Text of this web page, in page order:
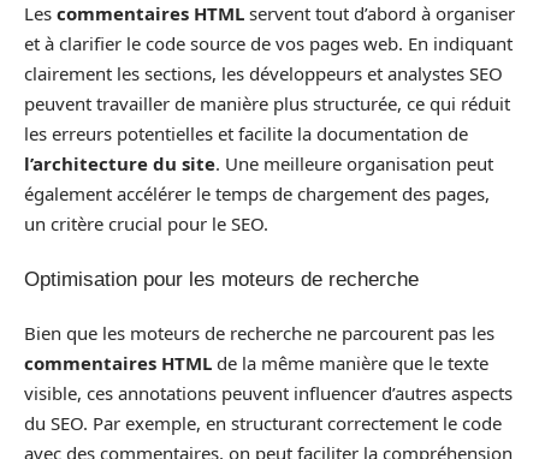
Les commentaires HTML servent tout d’abord à organiser
et à clarifier le code source de vos pages web. En indiquant
clairement les sections, les développeurs et analystes SEO
peuvent travailler de manière plus structurée, ce qui réduit
les erreurs potentielles et facilite la documentation de
l’architecture du site. Une meilleure organisation peut
également accélérer le temps de chargement des pages,
un critère crucial pour le SEO.
Optimisation pour les moteurs de recherche
Bien que les moteurs de recherche ne parcourent pas les
commentaires HTML de la même manière que le texte
visible, ces annotations peuvent influencer d’autres aspects
du SEO. Par exemple, en structurant correctement le code
avec des commentaires, on peut faciliter la compréhension